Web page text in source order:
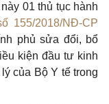
01 thủ tục hành
155/2018/NĐ-CP
phủ sửa đổi, bổ
kiện đầu tư kinh
lý của Bộ Y tế trong